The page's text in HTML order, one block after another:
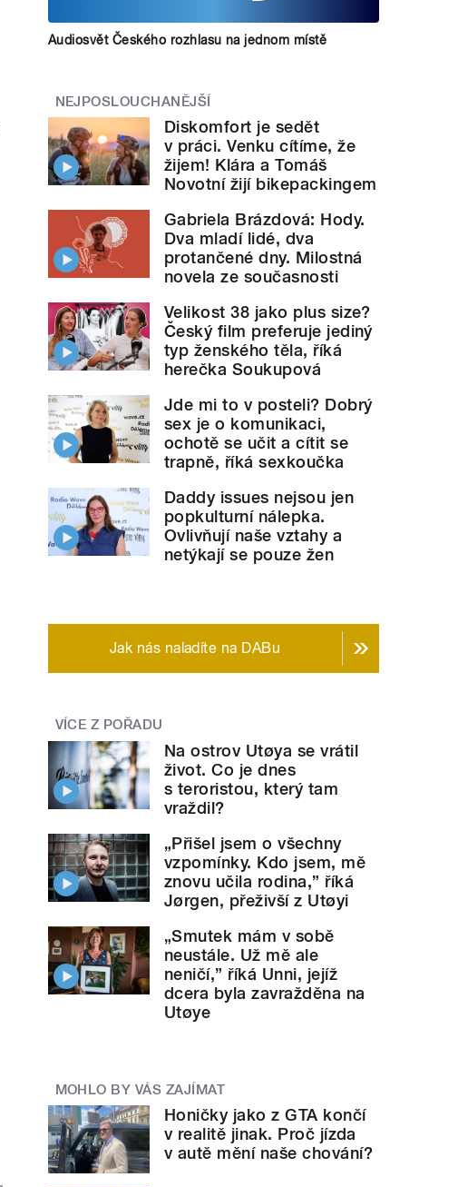
Audiosvět Českého rozhlasu na jednom místě
NEJPOSLOUCHANĚJŠÍ
Diskomfort je sedět
v práci. Venku cítíme, že
žijem! Klára a Tomáš
Novotní žijí bikepackingem
Gabriela Brázdová: Hody.
Dva mladí lidé, dva
protančené dny. Milostná
novela ze současnosti
Velikost 38 jako plus size?
Český film preferuje jediný
typ ženského těla, říká
herečka Soukupová
Jde mi to v posteli? Dobrý
sex je o komunikaci,
ochotě se učit a cítit se
trapně, říká sexkoučka
Daddy issues nejsou jen
popkulturní nálepka.
Ovlivňují naše vztahy a
netýkají se pouze žen
Jak nás naladíte na DABu
VÍCE Z POŘADU
Na ostrov Utøya se vrátil
život. Co je dnes
s teroristou, který tam
vraždil?
„Přišel jsem o všechny
vzpomínky. Kdo jsem, mě
znovu učila rodina,” říká
Jørgen, přeživší z Utøyi
„Smutek mám v sobě
neustále. Už mě ale
neničí,” říká Unni, jejíž
dcera byla zavražděna na
Utøye
MOHLO BY VÁS ZAJÍMAT
Honičky jako z GTA končí
v realitě jinak. Proč jízda
v autě mění naše chování?